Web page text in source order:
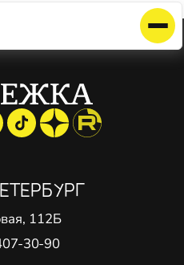
найден!
112Б
30-90